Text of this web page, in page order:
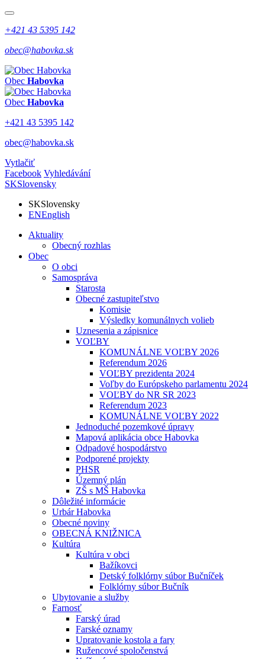
+421 43 5395 142
obec@habovka.sk
Obec Habovka
Obec Habovka
+421 43 5395 142
obec@habovka.sk
Vytlačiť
Facebook Vyhledávání
SKSlovensky
SKSlovensky
ENEnglish
Aktuality
Obecný rozhlas
Obec
O obci
Samospráva
Starosta
Obecné zastupiteľstvo
Komisie
Výsledky komunálnych volieb
Uznesenia a zápisnice
VOĽBY
KOMUNÁLNE VOĽBY 2026
Referendum 2026
VOĽBY prezidenta 2024
Voľby do Európskeho parlamentu 2024
VOĽBY do NR SR 2023
Referendum 2023
KOMUNÁLNE VOĽBY 2022
Jednoduché pozemkové úpravy
Mapová aplikácia obce Habovka
Odpadové hospodárstvo
Podporené projekty
PHSR
Územný plán
ZŠ s MŠ Habovka
Dôležité informácie
Urbár Habovka
Obecné noviny
OBECNÁ KNIŽNICA
Kultúra
Kultúra v obci
Bažíkovci
Detský folklórny súbor Bučníček
Folklórny súbor Bučník
Ubytovanie a služby
Farnosť
Farský úrad
Farské oznamy
Upratovanie kostola a fary
Ružencové spoločenstvá